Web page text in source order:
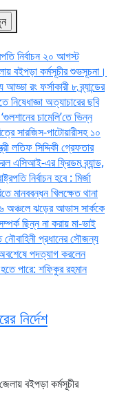
নির্বাচন ২০ আগস্ট
বইপড়া কর্মসূচীর শুভসূচনা।
আড্ডারং ফর্সাকারী ৮ ব্র্যান্ডের
নিষেধাজ্ঞাঅত্যাচারের ছবি
‘গুলশানের চামেলি’তে ভিন্ন
সারজিস-পাটোয়ারীসহ ১০
লতিফ সিদ্দিকী গ্রেফতার
এসিআই-এর ফ্রিডম ব্র্যান্ড,
নির্বাচন হবে : মির্জা
মানববন্ধনখিলক্ষেত থানা
অঞ্চলে ঝড়ের আভাসসার্ককে
ছিন্ন না করায় মা-ভাই
নৌবাহিনী প্রধানের সৌজন্য
পদত্যাগ করলেন
পারে: শফিকুর রহমান
নির্দেশ